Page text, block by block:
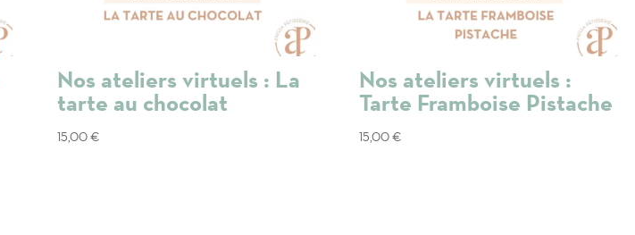
Nos ateliers virtuels : La
tarte au chocolat
15,00€
Nos ateliers virtuels :
Tarte Framboise Pistache
15,00€